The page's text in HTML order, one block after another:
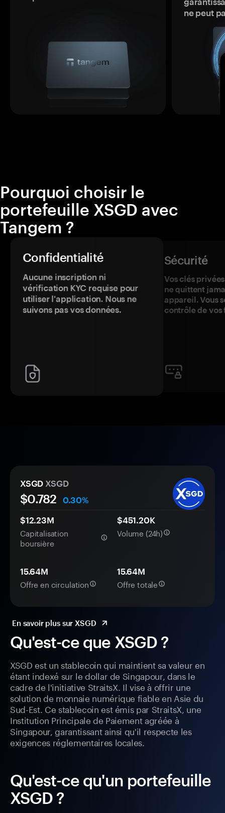
ne peut
Pourquoi choisir le
portefeuille XSGD avec
Tangem ?
Confidentialité
Aucune inscription ni
vérification KYC requise pour
utiliser l'application. Nous ne
suivons pas vos données.
Sécurité
Vos clés
ne quittent
appareil. Vous
contrôle de vos
Qu'est-ce que XSGD ?
XSGD est un stablecoin qui maintient sa valeur en
étant indexé sur le dollar de Singapour, dans le
cadre de l'initiative StraitsX. Il vise à offrir une
solution de monnaie numérique fiable en Asie du
Sud-Est. Ce stablecoin est émis par StraitsX, une
Institution Principale de Paiement agréée à
Singapour, garantissant ainsi qu'il respecte les
exigences réglementaires locales.
Qu'est-ce qu'un portefeuille
XSGD ?
XSGD XSGD
$0.782
0.30%
$12.23M
Capitalisation
boursière
$451.20K
Volume (24h)
15.64M
Offre en circulation
15.64M
Offre totale
En savoir plus sur XSGD